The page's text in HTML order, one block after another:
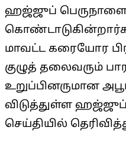
ஹஜ்ஜுப்
மாவட்ட கரையோர
குழுத் தலைவரும்
உறுப்பினருமான
விடுத்துள்ள
செய்தியில்